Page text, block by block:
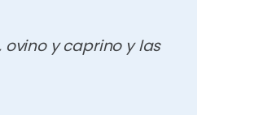
y caprino y las